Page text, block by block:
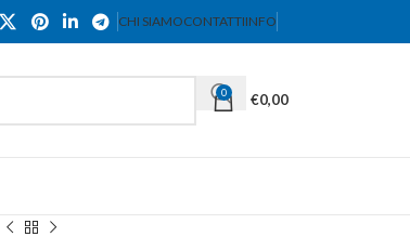
CHI SIAMOCONTATTIINFO
0 €0,00